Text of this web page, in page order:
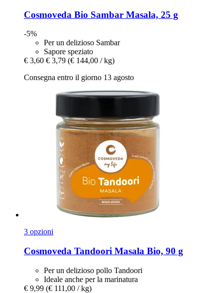
Cosmoveda Bio Sambar Masala, 25 g
-5%
Per un delizioso Sambar
Sapore speziato
€ 3,60 € 3,79 (€ 144,00 / kg)
Consegna entro il giorno 13 agosto
3 opzioni
Cosmoveda Tandoori Masala Bio, 90 g
Per un delizioso pollo Tandoori
Ideale anche per la marinatura
€ 9,99 (€ 111,00 / kg)